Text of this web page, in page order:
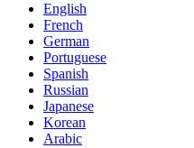
English
French
German
Portuguese
Spanish
Russian
Japanese
Korean
Arabic